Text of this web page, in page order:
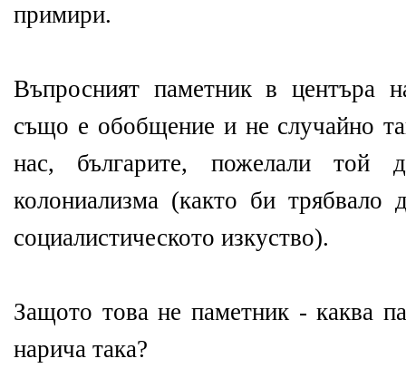
примири.
Въпросният паметник в центъра
също е обобщение и не случайно
нас, българите, пожелали
колониализма (както би
социалистическото изкуство).
Защото това не паметник - каква
нарича така?